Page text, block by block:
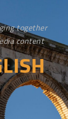
together
content